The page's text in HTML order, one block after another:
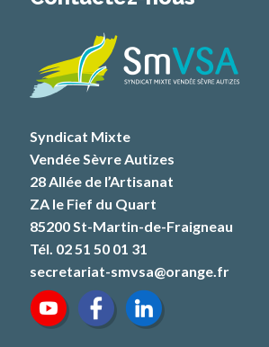
Syndicat Mixte
Vendée Sèvre Autizes
28 Allée de l’Artisanat
ZA le Fief du Quart
85200 St-Martin-de-Fraigneau
Tél. 02 51 50 01 31
secretariat-smvsa@orange.fr